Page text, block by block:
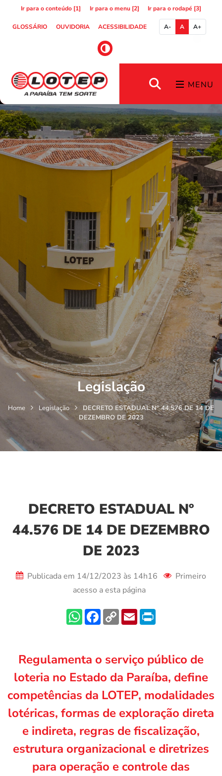
Ir para o conteúdo [1] Ir para o menu [2] Ir para o rodapé [3]
GLOSSÁRIO OUVIDORIA ACESSIBILIDADE A- A A+
MENU
Legislação
Home Legislação
DECRETO ESTADUAL Nº 44.576 DE 14 DE
DEZEMBRO DE 2023
DECRETO ESTADUAL Nº
44.576 DE 14 DE DEZEMBRO
DE 2023
Publicada em 14/12/2023 às 14h16
Primeiro
acesso a esta página
Regulamenta o serviço público de
loteria no Estado da Paraíba, define
competências da LOTEP, modalidades
lotéricas, formas de exploração direta
e indireta, regras de fiscalização,
estrutura organizacional e diretrizes
para operação e controle das